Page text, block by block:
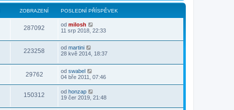
ZOBRAZENÍ POSLEDNÍ PŘÍSPĚVEK
287092 od milosh
11 srp 2018, 22:33
223258 od martini
28 kvě 2014, 18:37
29762 od swabel
04 bře 2011, 07:46
150312 od honzap
19 čer 2019, 21:48